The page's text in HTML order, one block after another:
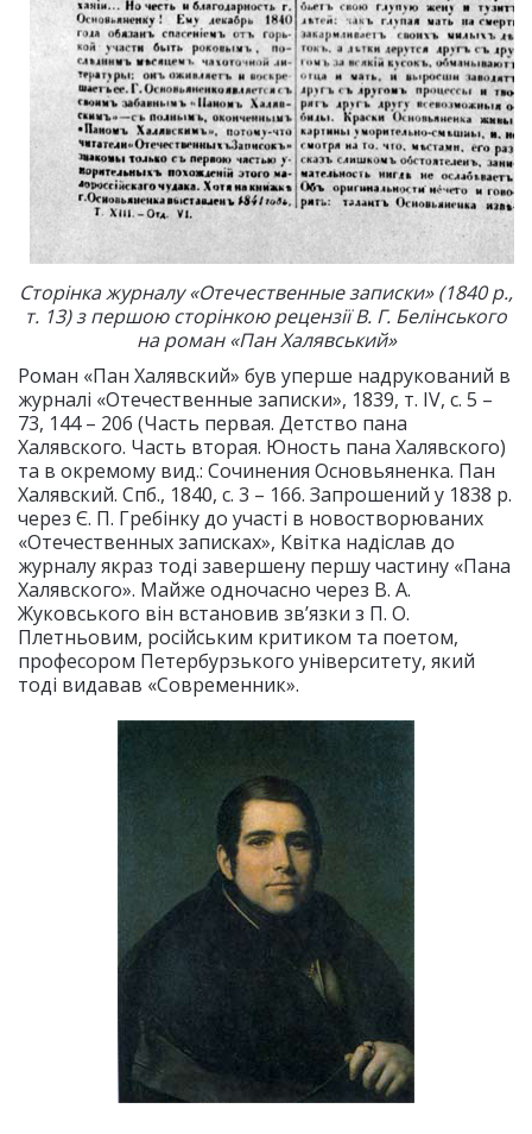
Сторінка журналу «Отечественные записки» (1840 р.,
т. 13) з першою сторінкою рецензії В. Г. Белінського
на роман «Пан Халявський»
Роман «Пан Халявский» був уперше надрукований в
журналі «Отечественные записки», 1839, т. IV, с. 5 –
73, 144 – 206 (Часть первая. Детство пана
Халявского. Часть вторая. Юность пана Халявского)
та в окремому вид.: Сочинения Основьяненка. Пан
Халявский. Спб., 1840, с. 3 – 166. Запрошений у 1838 р.
через Є. П. Гребінку до участі в новостворюваних
«Отечественных записках», Квітка надіслав до
журналу якраз тоді завершену першу частину «Пана
Халявского». Майже одночасно через В. А.
Жуковського він встановив зв’язки з П. О.
Плетньовим, російським критиком та поетом,
професором Петербурзького університету, який
тоді видавав «Современник».